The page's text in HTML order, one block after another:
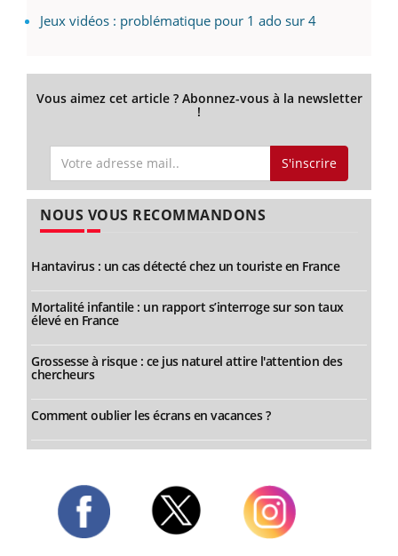
Jeux vidéos : problématique pour 1 ado sur 4
Vous aimez cet article ? Abonnez-vous à la newsletter
!
S'inscrire
NOUS VOUS RECOMMANDONS
Hantavirus : un cas détecté chez un touriste en France
Mortalité infantile : un rapport s’interroge sur son taux
élevé en France
Grossesse à risque : ce jus naturel attire l'attention des
chercheurs
Comment oublier les écrans en vacances ?